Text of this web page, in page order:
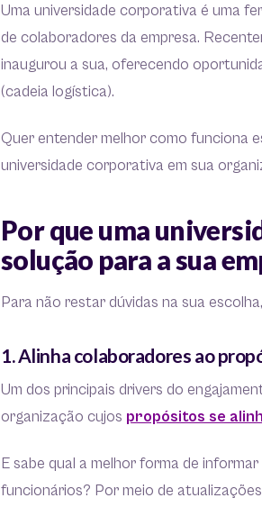
Uma universidade corporativa é uma
de colaboradores da empresa.
inaugurou a sua, oferecendo
(cadeia logística).
Quer entender melhor como funciona
universidade corporativa em sua
Por que uma
solução para a sua
Para não restar dúvidas na sua
1. Alinha colaboradores ao
Um dos principais drivers do
organização cujos propósitos se
E sabe qual a melhor forma de
funcionários? Por meio de